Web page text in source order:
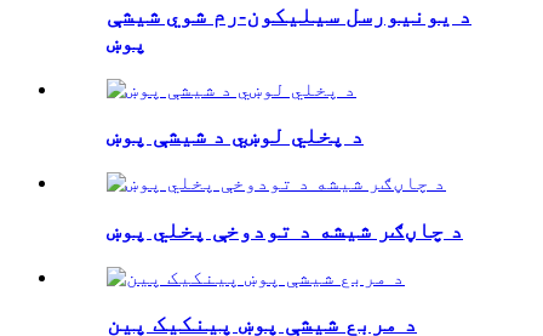
د یونیورسل سیلیکون-رم شوي شیشې
پوښ
د پخلي لوښي د شیشې پوښ
د چاڼګر شیشه د تودوخې پخلي پوښ
د مربع شیشې پوښ پینکیک پین